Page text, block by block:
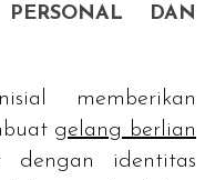
DAN
memberikan
gelang berlian
identitas